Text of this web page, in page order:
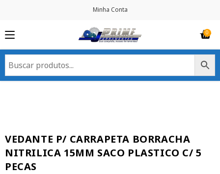
Minha Conta
VEDANTE P/ CARRAPETA BORRACHA
NITRILICA 15MM SACO PLASTICO C/ 5
PECAS